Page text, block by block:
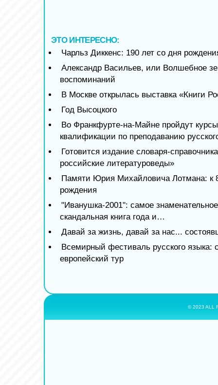
ЭТО ИНТЕРЕСНО:
Чарльз Диккенс: 190 лет со дня
Александр Васильев, или Волшебное
воспоминаний
В Москве открылась выставка «Книги
Год Высоцкого
Во Франкфурте-на-Майне пройдут
квалификации по преподаванию
Готовится издание словаря-
российские литературоведы»
Памяти Юрия Михайловича Лотмана: к
рождения
"Иванушка-2001": самое
скандальная книга года и…
Давай за жизнь, давай за нас...
Всемирный фестиваль русского языка:
европейский тур
© 2023 ALL